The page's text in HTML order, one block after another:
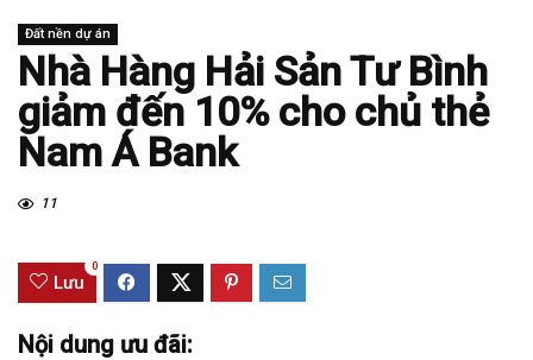
Đất nền dự án
Nhà Hàng Hải Sản Tư Bình
giảm đến 10% cho chủ thẻ
Nam Á Bank
11
Lưu
0
Nội dung ưu đãi: